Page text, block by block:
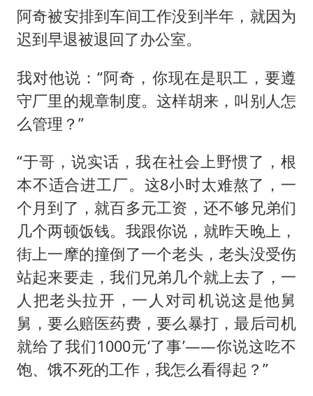
阿奇被安排到车间工作没到半年，就因为
迟到早退被退回了办公室。
我对他说：“阿奇，你现在是职工，要遵
守厂里的规章制度。这样胡来，叫别人怎
么管理？”
“于哥，说实话，我在社会上野惯了，根
本不适合进工厂。这8小时太难熬了，一
个月到了，就百多元工资，还不够兄弟们
几个两顿饭钱。我跟你说，就昨天晚上，
街上一摩的撞倒了一个老头，老头没受伤
站起来要走，我们兄弟几个就上去了，一
人把老头拉开，一人对司机说这是他舅
舅，要么赔医药费，要么暴打，最后司机
就给了我们1000元‘了事’——你说这吃不
饱、饿不死的工作，我怎么看得起？”